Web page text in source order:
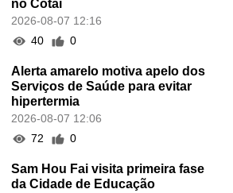
no Cotai
2026-08-07 12:16
40
0
Alerta amarelo motiva apelo dos
Serviços de Saúde para evitar
hipertermia
2026-08-07 12:06
72
0
Sam Hou Fai visita primeira fase
da Cidade de Educação